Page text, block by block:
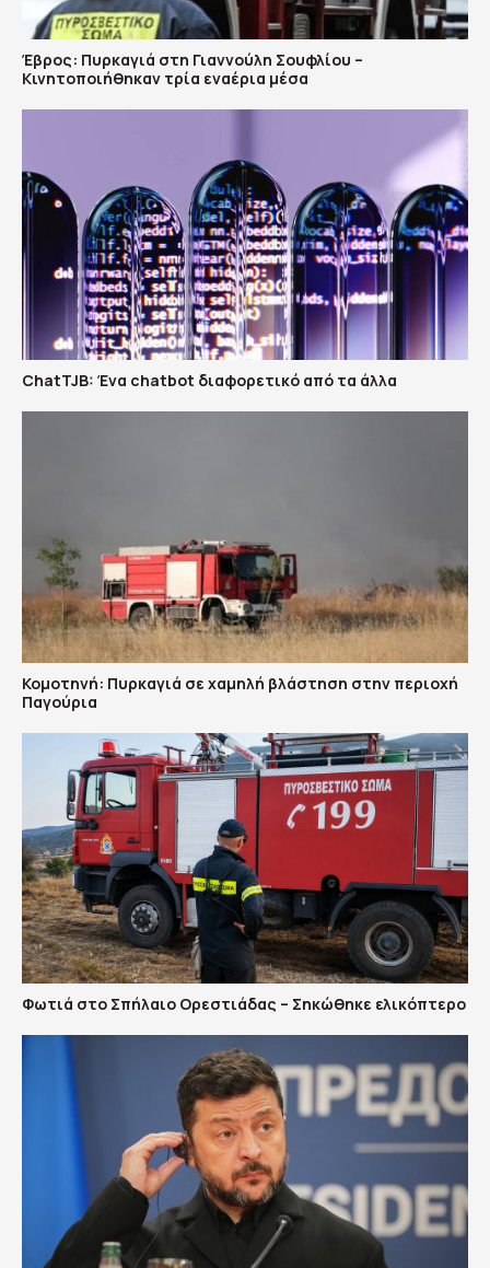
Έβρος: Πυρκαγιά στη Γιαννούλη Σουφλίου –
Κινητοποιήθηκαν τρία εναέρια μέσα
ChatTJB: Ένα chatbot διαφορετικό από τα άλλα
Κομοτηνή: Πυρκαγιά σε χαμηλή βλάστηση στην περιοχή
Παγούρια
Φωτιά στο Σπήλαιο Ορεστιάδας – Σηκώθηκε ελικόπτερο